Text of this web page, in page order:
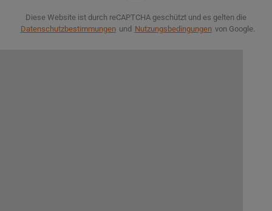
Diese Website ist durch reCAPTCHA geschützt und es gelten die
Datenschutzbestimmungen und Nutzungsbedingungen von Google.